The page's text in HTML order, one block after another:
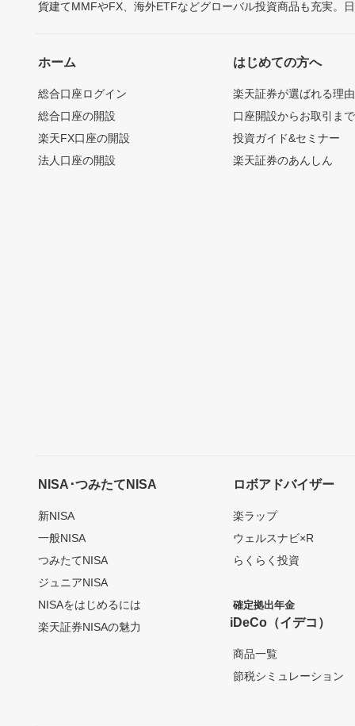
貨建てMMFやFX、海外ETFなどグローバル投資商品も充実。
ホーム
総合口座ログイン
総合口座の開設
楽天FX口座の開設
法人口座の開設
はじめての方へ
楽天証券が選ばれる理由
口座開設からお取引ま
投資ガイド&セミナー
楽天証券のあんしん
NISA･つみたてNISA
新NISA
一般NISA
つみたてNISA
ジュニアNISA
NISAをはじめるには
楽天証券NISAの魅力
ロボアドバイザー
楽ラップ
ウェルスナビ×R
らくらく投資
確定拠出年金
iDeCo（イデコ）
商品一覧
節税シミュレーション